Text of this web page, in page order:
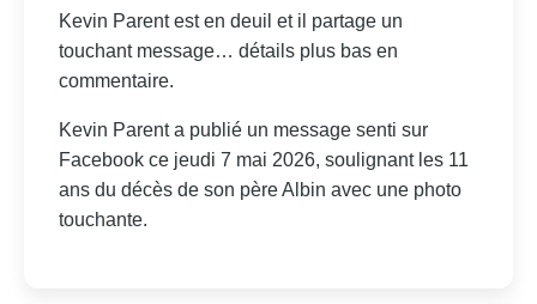
Kevin Parent est en deuil et il partage un
touchant message… détails plus bas en
commentaire.
Kevin Parent a publié un message senti sur
Facebook ce jeudi 7 mai 2026, soulignant les 11
ans du décès de son père Albin avec une photo
touchante.